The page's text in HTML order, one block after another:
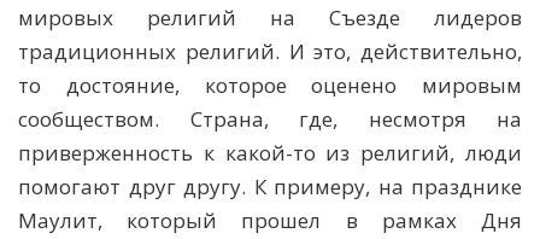
мировых религий на Съезде лидеров
традиционных религий. И это, действительно,
то достояние, которое оценено мировым
сообществом. Страна, где, несмотря на
приверженность к какой-то из религий, люди
помогают друг другу. К примеру, на празднике
Маулит, который прошел в рамках Дня